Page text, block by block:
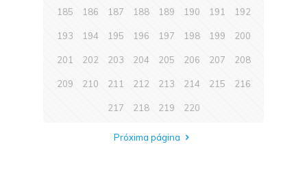
185 186 187 188 189 190 191 192
193 194 195 196 197 198 199 200
201 202 203 204 205 206 207 208
209 210 211 212 213 214 215 216
217 218 219 220
Próxima página